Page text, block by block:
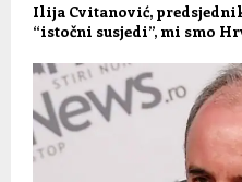
Ilija Cvitanović,
“istočni susjedi”, mi smo